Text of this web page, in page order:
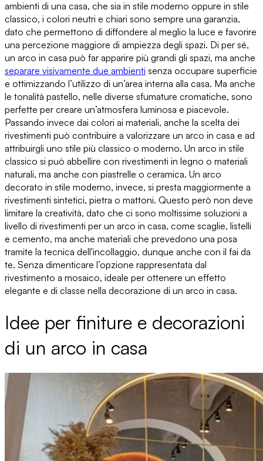
ambienti di una casa, che sia in stile moderno oppure in stile
classico, i colori neutri e chiari sono sempre una garanzia,
dato che permettono di diffondere al meglio la luce e favorire
una percezione maggiore di ampiezza degli spazi. Di per sé,
un arco in casa può far apparire più grandi gli spazi, ma anche
separare visivamente due ambienti senza occupare superficie
e ottimizzando l’utilizzo di un’area interna alla casa. Ma anche
le tonalità pastello, nelle diverse sfumature cromatiche, sono
perfette per creare un’atmosfera luminosa e piacevole.
Passando invece dai colori ai materiali, anche la scelta dei
rivestimenti può contribuire a valorizzare un arco in casa e ad
attribuirgli uno stile più classico o moderno. Un arco in stile
classico si può abbellire con rivestimenti in legno o materiali
naturali, ma anche con piastrelle o ceramica. Un arco
decorato in stile moderno, invece, si presta maggiormente a
rivestimenti sintetici, pietra o mattoni. Questo però non deve
limitare la creatività, dato che ci sono moltissime soluzioni a
livello di rivestimenti per un arco in casa, come scaglie, listelli
e cemento, ma anche materiali che prevedono una posa
tramite la tecnica dell'incollaggio, dunque anche con il fai da
te. Senza dimenticare l’opzione rappresentata dal
rivestimento a mosaico, ideale per ottenere un effetto
elegante e di classe nella decorazione di un arco in casa.
Idee per finiture e decorazioni
di un arco in casa